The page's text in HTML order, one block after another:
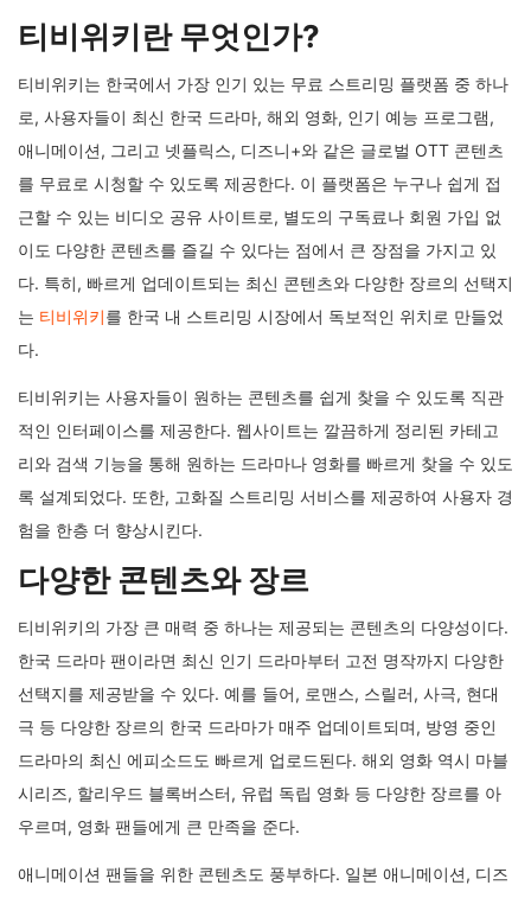
티비위키란 무엇인가?
티비위키는 한국에서 가장 인기 있는 무료 스트리밍 플랫폼 중 하나
로, 사용자들이 최신 한국 드라마, 해외 영화, 인기 예능 프로그램,
애니메이션, 그리고 넷플릭스, 디즈니+와 같은 글로벌 OTT 콘텐츠
를 무료로 시청할 수 있도록 제공한다. 이 플랫폼은 누구나 쉽게 접
근할 수 있는 비디오 공유 사이트로, 별도의 구독료나 회원 가입 없
이도 다양한 콘텐츠를 즐길 수 있다는 점에서 큰 장점을 가지고 있
다. 특히, 빠르게 업데이트되는 최신 콘텐츠와 다양한 장르의 선택지
는 티비위키를 한국 내 스트리밍 시장에서 독보적인 위치로 만들었
다.
티비위키는 사용자들이 원하는 콘텐츠를 쉽게 찾을 수 있도록 직관
적인 인터페이스를 제공한다. 웹사이트는 깔끔하게 정리된 카테고
리와 검색 기능을 통해 원하는 드라마나 영화를 빠르게 찾을 수 있도
록 설계되었다. 또한, 고화질 스트리밍 서비스를 제공하여 사용자 경
험을 한층 더 향상시킨다.
다양한 콘텐츠와 장르
티비위키의 가장 큰 매력 중 하나는 제공되는 콘텐츠의 다양성이다.
한국 드라마 팬이라면 최신 인기 드라마부터 고전 명작까지 다양한
선택지를 제공받을 수 있다. 예를 들어, 로맨스, 스릴러, 사극, 현대
극 등 다양한 장르의 한국 드라마가 매주 업데이트되며, 방영 중인
드라마의 최신 에피소드도 빠르게 업로드된다. 해외 영화 역시 마블
시리즈, 할리우드 블록버스터, 유럽 독립 영화 등 다양한 장르를 아
우르며, 영화 팬들에게 큰 만족을 준다.
애니메이션 팬들을 위한 콘텐츠도 풍부하다. 일본 애니메이션, 디즈